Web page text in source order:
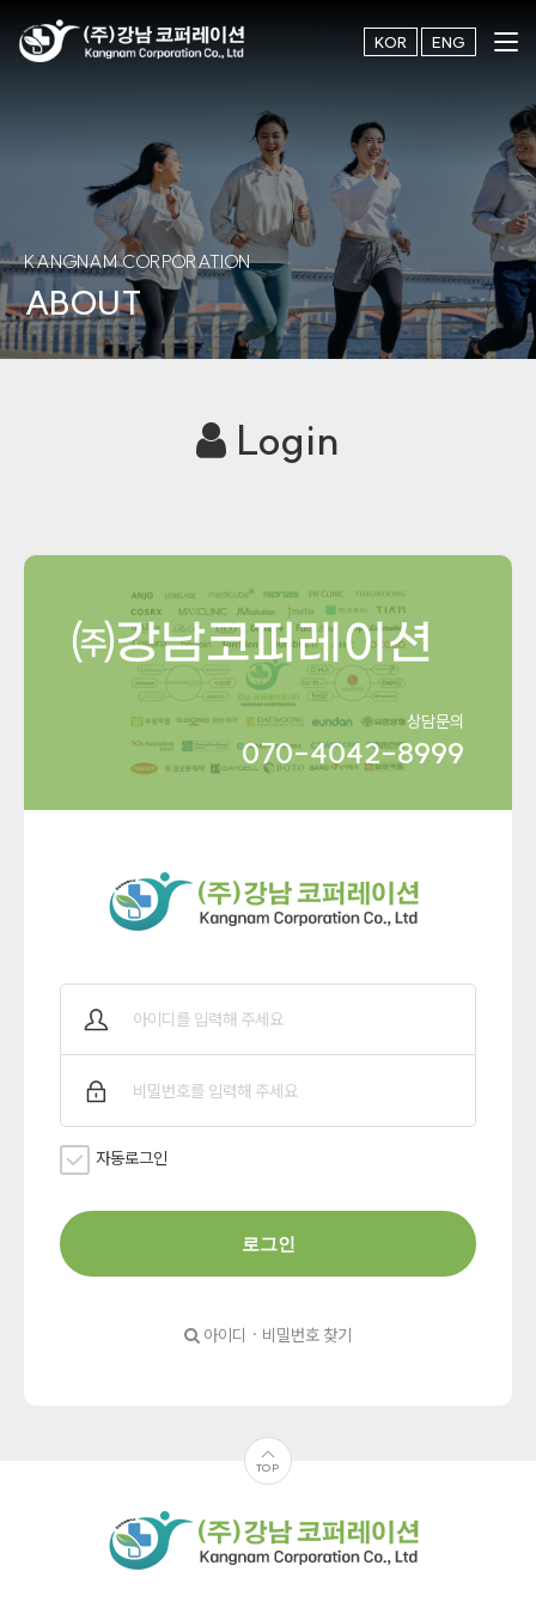
KOR ENG
KANGNAM CORPORATION
ABOUT
Login
㈜강남코퍼레이션
상담문의
070-4042-8999
자동로그인
로그인
아이디 · 비밀번호 찾기
TOP